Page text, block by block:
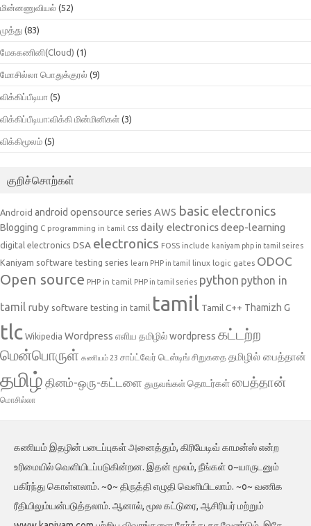
மின்னணுவியல் (52)
முத்து (83)
மேககணினி(Cloud) (1)
மோசில்லா பொதுக்குரல் (9)
விக்கிப்பீடியா (5)
விக்கிப்பீடியா:விக்கி மின்மினிகள் (3)
விக்கிமூலம் (5)
குறிச்சொற்கள்
Android android opensource series AWS basic electronics
Blogging C programming in tamil css daily electronicsdeep-learning
digital electronics DSA electronics FOSS include kaniyam php in tamil seires
Kaniyam software testing series learn PHP in tamil linux logic gates ODOC
Open source PHP in tamil PHP in tamil series python python in
tamil ruby software testing in tamil tamil Tamil C++ Thamizh G
tlc Wikipedia Wordpress எளிய தமிழில் wordpress கட்டற்ற
மென்பொருள் கணியம் 23 சாப்ட்வேர் டெஸ்டிங் சிறுகதை தமிழில் பைத்தான்
தமிழ் தினம்-ஒரு-கட்டளை துருவங்கள் தொடர்கள்பைத்தான்
மொசில்லா
கணியம் இதழின் படைப்புகள் அனைத்தும், கிரியேடிவ் காமன்ஸ் என்ற
உரிமையில் வெளியிடப்படுகின்றன. இதன் மூலம், நீங்கள் o~யாருடனும்
பகிர்ந்து கொள்ளலாம். ~o~ திருத்தி எழுதி வெளியிடலாம். ~o~ வணிக
ரீதியிலும்யன்படுத்தலாம். ஆனால், மூல கட்டுரை, ஆசிரியர் மற்றும்